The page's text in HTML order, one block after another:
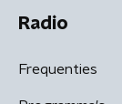
Radio
Frequenties